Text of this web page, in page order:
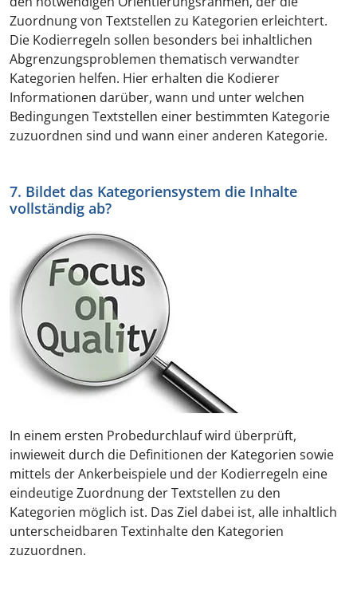
Zuordnung von Textstellen zu Kategorien erleichtert.
Die Kodierregeln sollen besonders bei inhaltlichen
Abgrenzungsproblemen thematisch verwandter
Kategorien helfen. Hier erhalten die Kodierer
Informationen darüber, wann und unter welchen
Bedingungen Textstellen einer bestimmten Kategorie
zuzuordnen sind und wann einer anderen Kategorie.
7. Bildet das Kategoriensystem die Inhalte
vollständig ab?
In einem ersten Probedurchlauf wird überprüft,
inwieweit durch die Definitionen der Kategorien sowie
mittels der Ankerbeispiele und der Kodierregeln eine
eindeutige Zuordnung der Textstellen zu den
Kategorien möglich ist. Das Ziel dabei ist, alle inhaltlich
unterscheidbaren Textinhalte den Kategorien
zuzuordnen.